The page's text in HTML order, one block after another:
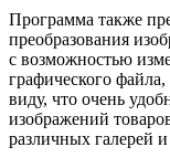
Программа также
преобразования
с возможностью
графического
виду, что очень
изображений
различных галерей